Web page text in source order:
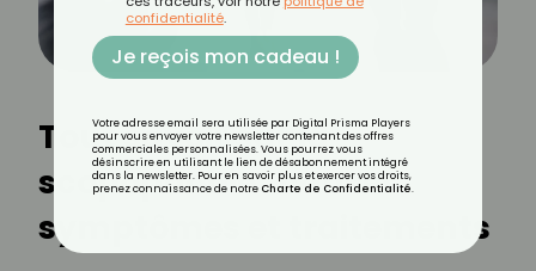
Tout savoir sur la
scopophobie : causes,
symptômes et traitements
confidentialité.
Je reçois mon cadeau !
Votre adresse email sera utilisée par Digital Prisma Players
pour vous envoyer votre newsletter contenant des offres
commerciales personnalisées. Vous pourrez vous
désinscrire en utilisant le lien de désabonnement intégré
dans la newsletter. Pour en savoir plus et exercer vos droits,
prenez connaissance de notre Charte de Confidentialité.